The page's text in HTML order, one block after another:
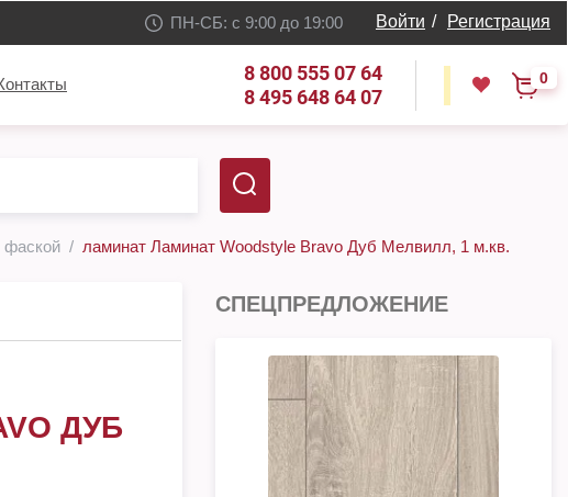
ПН-СБ: с 9:00 до 19:00 Войти / Регистрация
8 800 555 07 64
8 495 648 64 07
0
фаской ламинат Ламинат Woodstyle Bravo Дуб Мелвилл, 1 м.кв.
ДУБ
СПЕЦПРЕДЛОЖЕНИЕ